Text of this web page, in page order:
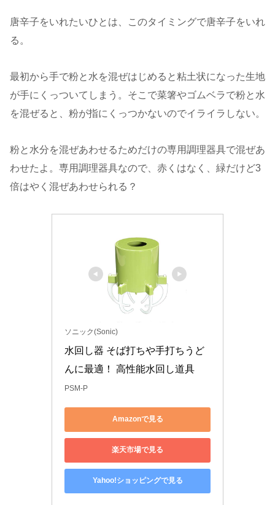
唐辛子をいれたいひとは、このタイミングで唐辛子をいれ
る。
最初から手で粉と水を混ぜはじめると粘土状になった生地
が手にくっついてしまう。そこで菜箸やゴムベラで粉と水
を混ぜると、粉が指にくっつかないのでイライラしない。
粉と水分を混ぜあわせるためだけの専用調理器具で混ぜあ
わせたよ。専用調理器具なので、赤くはなく、緑だけど3
倍はやく混ぜあわせられる？
ソニック(Sonic)
水回し器 そば打ちや手打ちうど
んに最適！ 高性能水回し道具
PSM-P
Amazonで見る
楽天市場で見る
Yahoo!ショッピングで見る